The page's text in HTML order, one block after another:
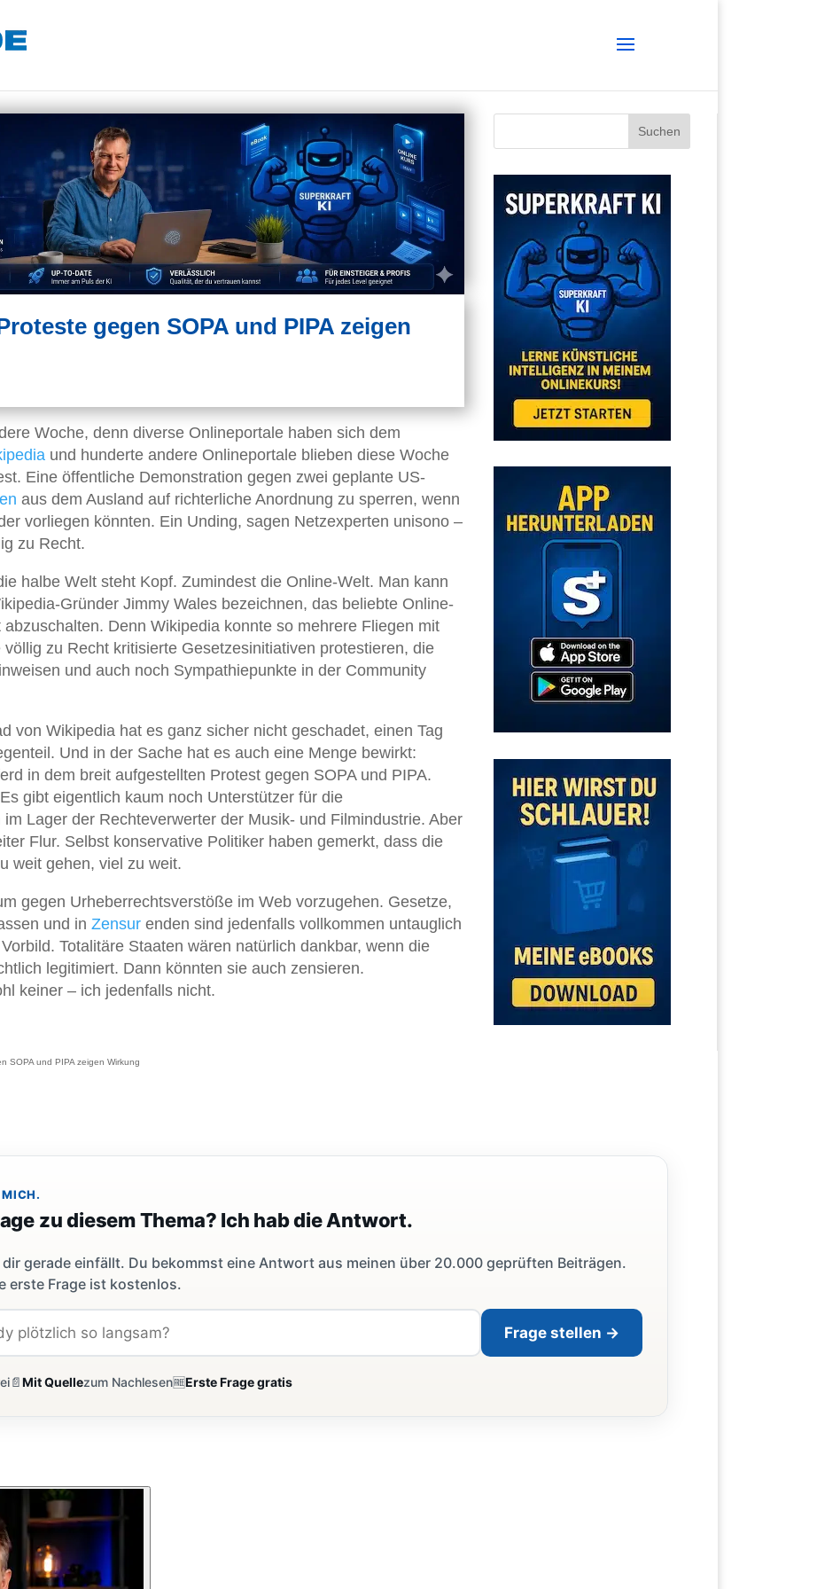
gegen SOPA und PIPA zeigen
Woche, denn diverse Onlineportale haben sich dem
und hunderte andere Onlineportale blieben diese Woche
Eine öffentliche Demonstration gegen zwei geplante US-
aus dem Ausland auf richterliche Anordnung zu sperren, wenn
vorliegen könnten. Ein Unding, sagen Netzexperten unisono –
zu Recht.
halbe Welt steht Kopf. Zumindest die Online-Welt. Man kann
Gründer Jimmy Wales bezeichnen, das beliebte Online-
Denn Wikipedia konnte so mehrere Fliegen mit
zu Recht kritisierte Gesetzesinitiativen protestieren, die
und auch noch Sympathiepunkte in der Community
von Wikipedia hat es ganz sicher nicht geschadet, einen Tag
Und in der Sache hat es auch eine Menge bewirkt:
in dem breit aufgestellten Protest gegen SOPA und PIPA.
gibt eigentlich kaum noch Unterstützer für die
Lager der Rechteverwerter der Musik- und Filmindustrie. Aber
Flur. Selbst konservative Politiker haben gemerkt, dass die
weit gehen, viel zu weit.
gegen Urheberrechtsverstöße im Web vorzugehen. Gesetze,
und in Zensur enden sind jedenfalls vollkommen untauglich
Totalitäre Staaten wären natürlich dankbar, wenn die
legitimiert. Dann könnten sie auch zensieren.
keiner – ich jedenfalls nicht.
SOPA und PIPA zeigen Wirkung
MICH.
zu diesem Thema? Ich hab die Antwort.
gerade einfällt. Du bekommst eine Antwort aus meinen über 20.000 geprüften Beiträgen.
erste Frage ist kostenlos.
Frage stellen →
📄Mit Quellezum Nachlesen🆓Erste Frage gratis